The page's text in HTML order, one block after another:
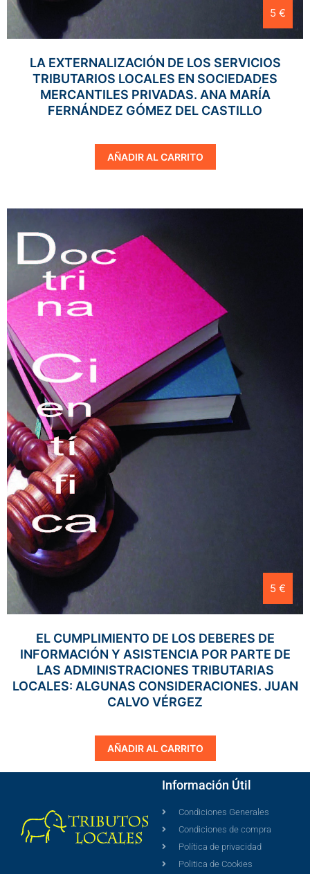
5 €
LA EXTERNALIZACIÓN DE LOS SERVICIOS
TRIBUTARIOS LOCALES EN SOCIEDADES
MERCANTILES PRIVADAS. ANA MARÍA
FERNÁNDEZ GÓMEZ DEL CASTILLO
AÑADIR AL CARRITO
5 €
EL CUMPLIMIENTO DE LOS DEBERES DE
INFORMACIÓN Y ASISTENCIA POR PARTE DE
LAS ADMINISTRACIONES TRIBUTARIAS
LOCALES: ALGUNAS CONSIDERACIONES. JUAN
CALVO VÉRGEZ
AÑADIR AL CARRITO
Información Útil
Condiciones Generales
Condiciones de compra
Política de privacidad
Politica de Cookies